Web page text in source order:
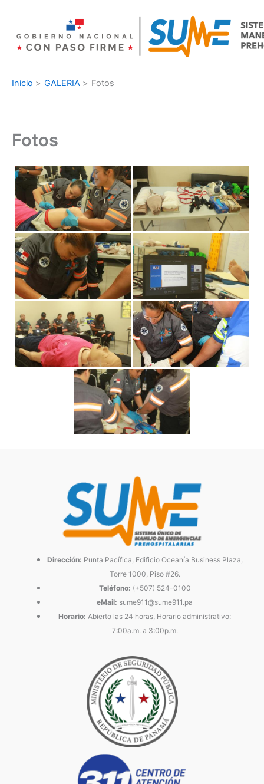
contenido
Inicio GALERIA Fotos
Fotos
Dirección: Punta Pacífica, Edificio Oceanía Business Plaza,
Torre 1000, Piso #26.
Teléfono: (+507) 524-0100
eMail: sume911@sume911.pa
Horario: Abierto las 24 horas, Horario administrativo:
7:00a.m. a 3:00p.m.